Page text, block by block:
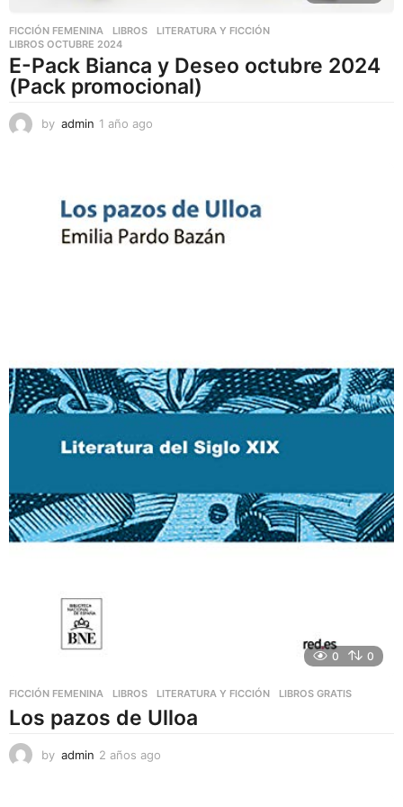
FICCIÓN FEMENINA ,LIBROS ,LITERATURA Y FICCIÓN
LIBROS OCTUBRE 2024
E-Pack Bianca y Deseo octubre 2024
(Pack promocional)
by admin 1 año ago
g
o
0 0
FICCIÓN FEMENINA ,LIBROS ,LITERATURA Y FICCIÓN LIBROS GRATIS
Los pazos de Ulloa
by admin 2 años ago